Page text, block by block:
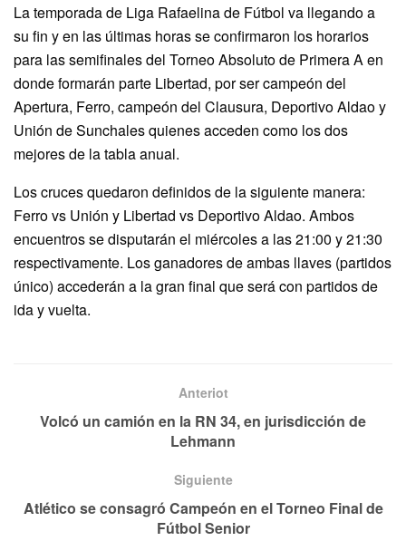
La temporada de Liga Rafaelina de Fútbol va llegando a
su fin y en las últimas horas se confirmaron los horarios
para las semifinales del Torneo Absoluto de Primera A en
donde formarán parte Libertad, por ser campeón del
Apertura, Ferro, campeón del Clausura, Deportivo Aldao y
Unión de Sunchales quienes acceden como los dos
mejores de la tabla anual.
Los cruces quedaron definidos de la siguiente manera:
Ferro vs Unión y Libertad vs Deportivo Aldao. Ambos
encuentros se disputarán el miércoles a las 21:00 y 21:30
respectivamente. Los ganadores de ambas llaves (partidos
único) accederán a la gran final que será con partidos de
ida y vuelta.
Anteriot
Volcó un camión en la RN 34, en jurisdicción de
Lehmann
Siguiente
Atlético se consagró Campeón en el Torneo Final de
Fútbol Senior